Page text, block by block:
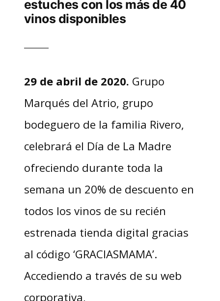
estuches con los más de 40
vinos disponibles
29 de abril de 2020. Grupo
Marqués del Atrio, grupo
bodeguero de la familia Rivero,
celebrará el Día de La Madre
ofreciendo durante toda la
semana un 20% de descuento en
todos los vinos de su recién
estrenada tienda digital gracias
al código ‘GRACIASMAMA’.
Accediendo a través de su web
corporativa,